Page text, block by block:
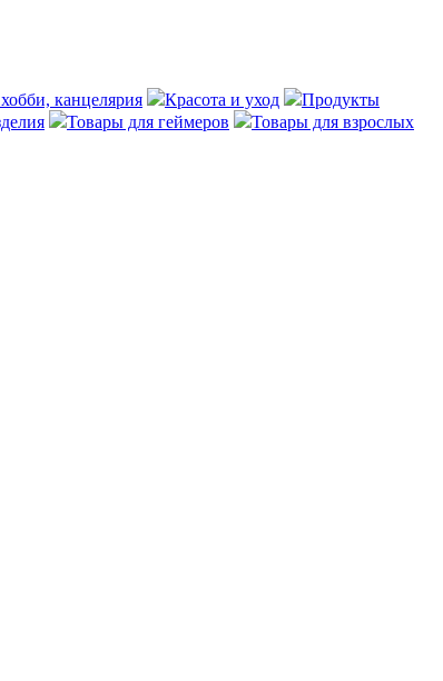
канцелярия Красота и уход
Продукты
Товары для геймеров Товары для взрослых